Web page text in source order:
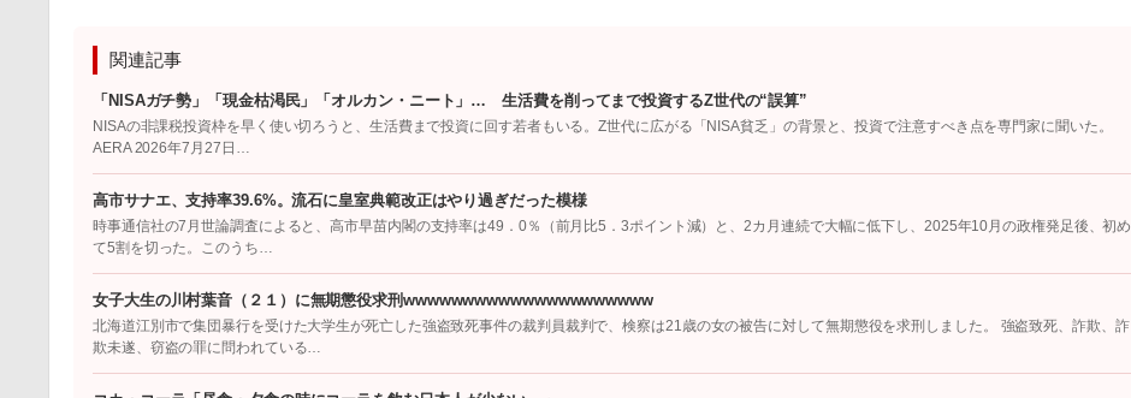
関連記事
「NISAガチ勢」「現金枯渇民」「オルカン・ニート」… 生活費を削ってまで投資するZ世代の“誤算”
NISAの非課税投資枠を早く使い切ろうと、生活費まで投資に回す若者もいる。Z世代に広がる「NISA貧乏」の背景と、投資で注意すべき点を専門家に聞いた。
AERA 2026年7月27日…
高市サナエ、支持率39.6%。流石に皇室典範改正はやり過ぎだった模様
時事通信社の7月世論調査によると、高市早苗内閣の支持率は49．0％（前月比5．3ポイント減）と、2カ月連続で大幅に低下し、2025年10月の政権発足後、初め
て5割を切った。このうち…
女子大生の川村葉音（２１）に無期懲役求刑wwwwwwwwwwwwwwwwwwwww
北海道江別市で集団暴行を受けた大学生が死亡した強盗致死事件の裁判員裁判で、検察は21歳の女の被告に対して無期懲役を求刑しました。 強盗致死、詐欺、詐
欺未遂、窃盗の罪に問われている…